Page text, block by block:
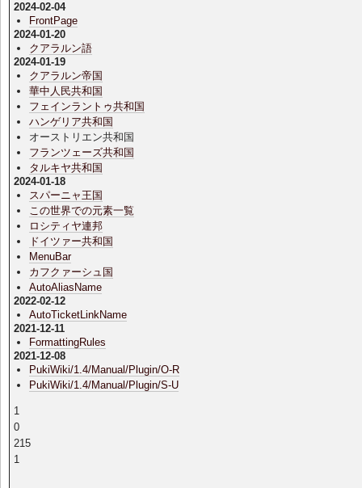
2024-02-04
FrontPage
2024-01-20
クアラルン語
2024-01-19
クアラルン帝国
華中人民共和国
フェインラントゥ共和国
ハンゲリア共和国
オーストリエン共和国
フランツェーズ共和国
タルキヤ共和国
2024-01-18
スパーニャ王国
この世界での元素一覧
ロシティヤ連邦
ドイツァー共和国
MenuBar
カフクァーシュ国
AutoAliasName
2022-02-12
AutoTicketLinkName
2021-12-11
FormattingRules
2021-12-08
PukiWiki/1.4/Manual/Plugin/O-R
PukiWiki/1.4/Manual/Plugin/S-U
1
0
215
1